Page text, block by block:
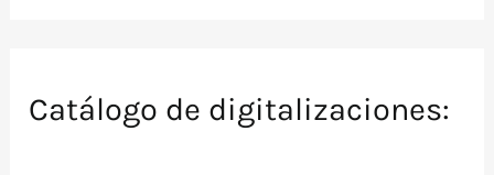
Catálogo de digitalizaciones: